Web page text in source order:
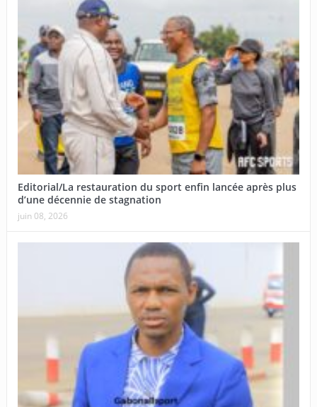
Editorial/La restauration du sport enfin lancée après plus
d’une décennie de stagnation
juin 08, 2026